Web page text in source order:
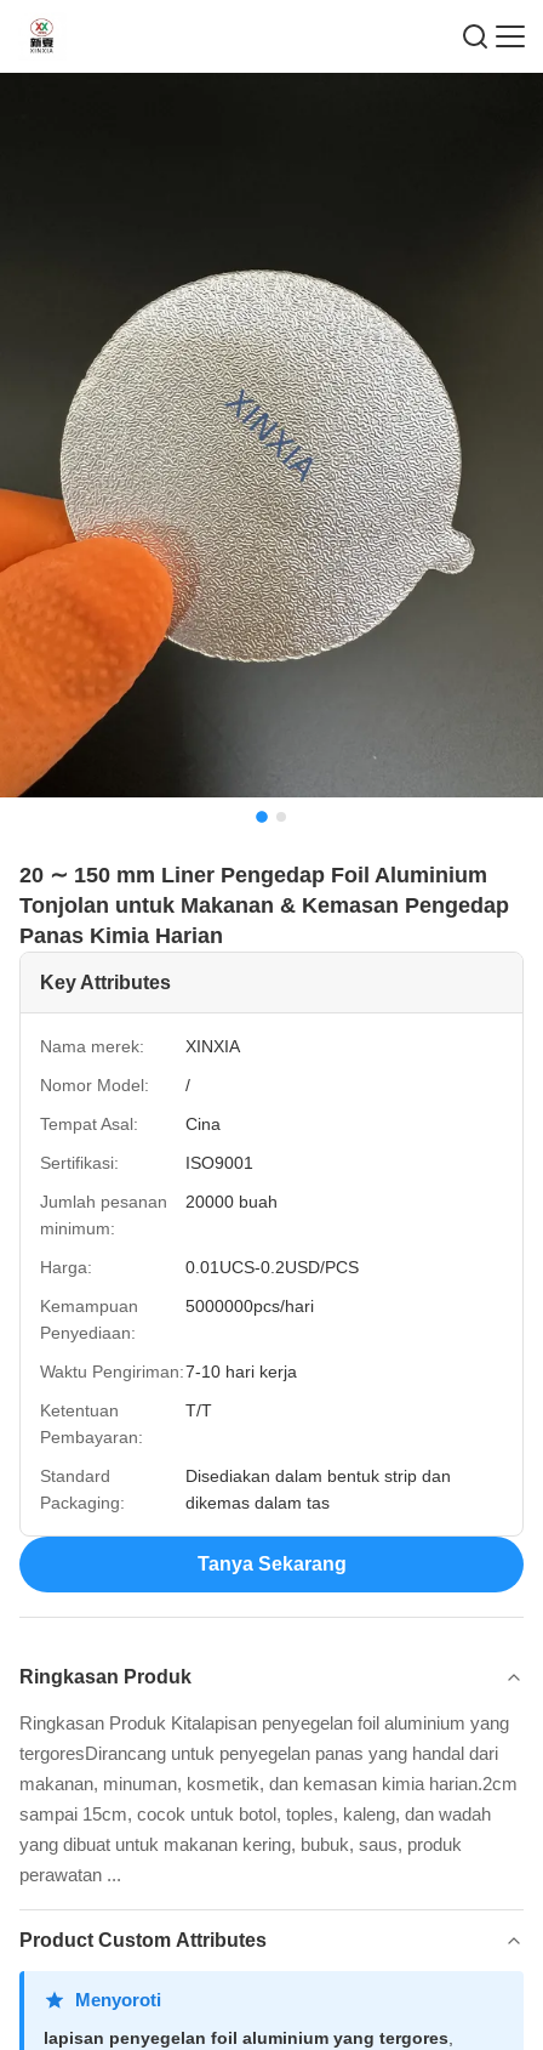
20 ∼ 150 mm Liner Pengedap Foil Aluminium
Tonjolan untuk Makanan & Kemasan Pengedap
Panas Kimia Harian
Key Attributes
Nama merek:
XINXIA
Nomor Model:
/
Tempat Asal:
Cina
Sertifikasi:
ISO9001
Jumlah pesanan
minimum:
20000 buah
Harga:
0.01UCS-0.2USD/PCS
Kemampuan
Penyediaan:
5000000pcs/hari
Waktu Pengiriman:7-10 hari kerja
Ketentuan
Pembayaran:
T/T
Standard
Packaging:
Disediakan dalam bentuk strip dan
dikemas dalam tas
Tanya Sekarang
Ringkasan Produk
Ringkasan Produk Kitalapisan penyegelan foil aluminium yang
tergoresDirancang untuk penyegelan panas yang handal dari
makanan, minuman, kosmetik, dan kemasan kimia harian.2cm
sampai 15cm, cocok untuk botol, toples, kaleng, dan wadah
yang dibuat untuk makanan kering, bubuk, saus, produk
perawatan ...
Product Custom Attributes
Menyoroti
lapisan penyegelan foil aluminium yang tergores,